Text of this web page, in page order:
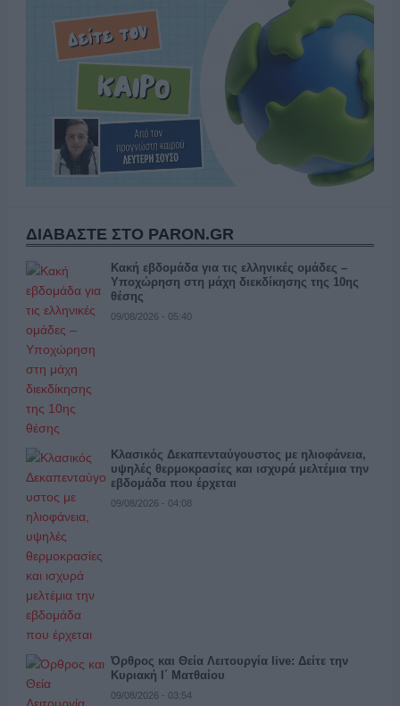
ΔΙΑΒΑΣΤΕ ΣΤΟ PARON.GR
Κακή εβδομάδα για τις ελληνικές ομάδες –
Υποχώρηση στη μάχη διεκδίκησης της 10ης
θέσης
09/08/2026 - 05:40
Κλασικός Δεκαπενταύγουστος με ηλιοφάνεια,
υψηλές θερμοκρασίες και ισχυρά μελτέμια την
εβδομάδα που έρχεται
09/08/2026 - 04:08
Όρθρος και Θεία Λειτουργία live: Δείτε την
Κυριακή Ι΄ Ματθαίου
09/08/2026 - 03:54